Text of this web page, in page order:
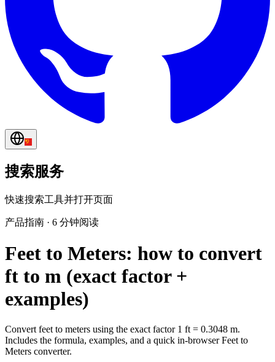
搜索服务
快速搜索工具并打开页面
产品指南 · 6 分钟阅读
Feet to Meters: how to convert
ft to m (exact factor +
examples)
Convert feet to meters using the exact factor 1 ft = 0.3048 m.
Includes the formula, examples, and a quick in-browser Feet to
Meters converter.